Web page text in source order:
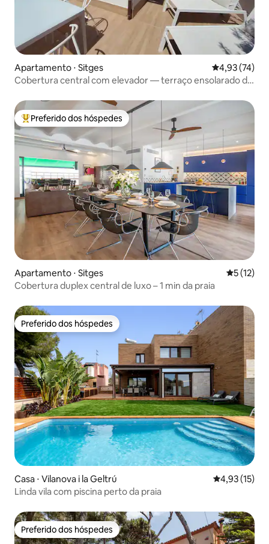
Apartamento ⋅ Sitges 4,93 de uma
4,93 (74)
Cobertura central com elevador — terraço ensolarado de
Entre os melhores preferidos dos hóspedes
Preferido dos hóspedes
Apartamento ⋅ Sitges 5 de uma
5 (12)
Cobertura duplex central de luxo – 1 min da praia
Preferido dos hóspedes
Preferido dos hóspedes
Casa ⋅ Vilanova i la Geltrú 4,93 de uma
4,93 (15)
Linda vila com piscina perto da praia
Preferido dos hóspedes
Preferido dos hóspedes